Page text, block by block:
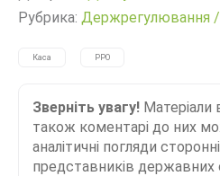
Рубрика: Держрегулювання /
Каса РРО
Зверніть увагу! Матеріали
також коментарі до них
аналітичні погляди
представників державних